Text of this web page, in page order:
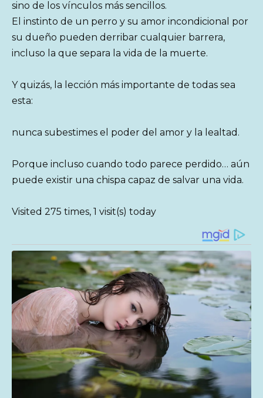
sino de los vínculos más sencillos.
El instinto de un perro y su amor incondicional por
su dueño pueden derribar cualquier barrera,
incluso la que separa la vida de la muerte.
Y quizás, la lección más importante de todas sea
esta:
nunca subestimes el poder del amor y la lealtad.
Porque incluso cuando todo parece perdido… aún
puede existir una chispa capaz de salvar una vida.
Visited 275 times, 1 visit(s) today